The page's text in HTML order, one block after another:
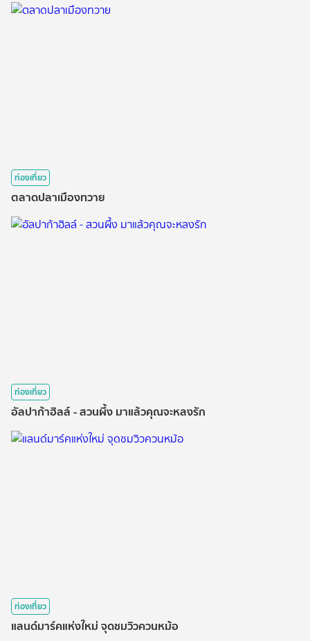
ท่องเที่ยว
ตลาดปลาเมืองทวาย
ท่องเที่ยว
อัลปาก้าฮิลล์ - สวนผึ้ง มาแล้วคุณจะหลงรัก
ท่องเที่ยว
แลนด์มาร์คแห่งใหม่ จุดชมวิวควนหม้อ